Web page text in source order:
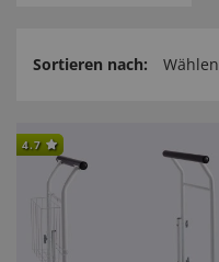
Sortieren nach: Wählen
4.7